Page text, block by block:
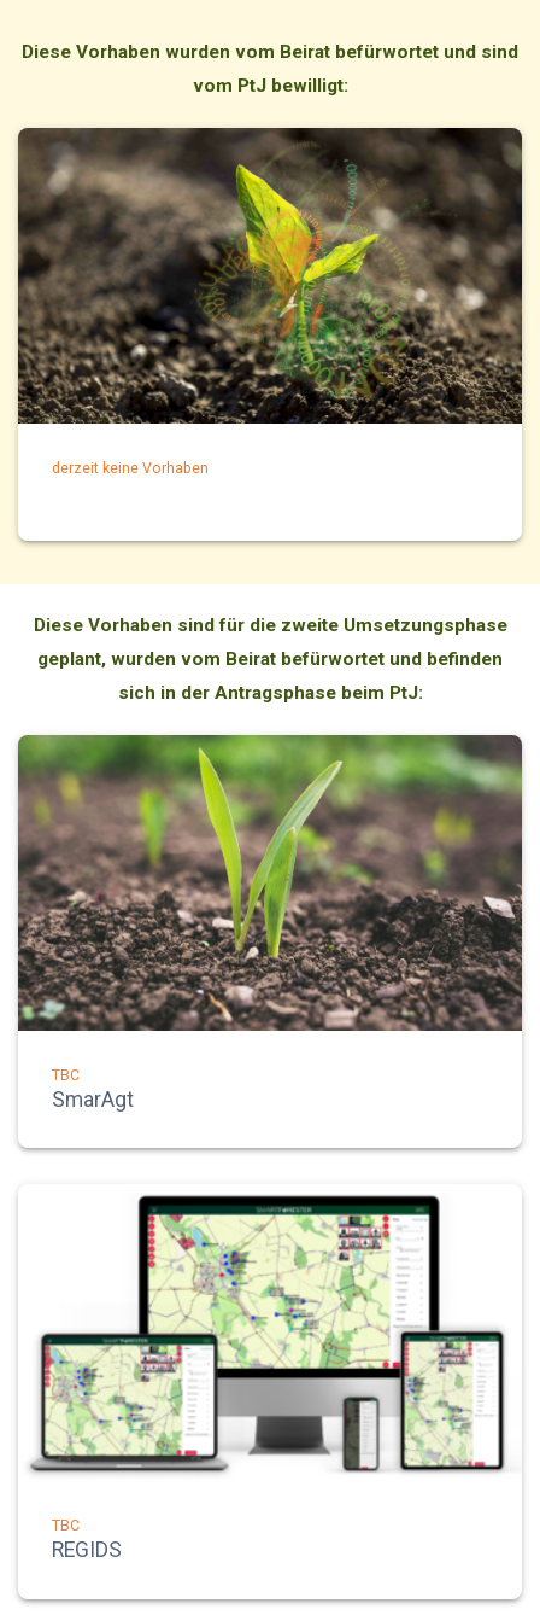
Diese Vorhaben wurden vom Beirat befürwortet und sind
vom PtJ bewilligt:
derzeit keine Vorhaben
Diese Vorhaben sind für die zweite Umsetzungsphase
geplant, wurden vom Beirat befürwortet und befinden
sich in der Antragsphase beim PtJ:
TBC
SmarAgt
TBC
REGIDS